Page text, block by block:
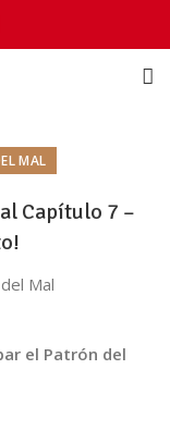
MAL
Capítulo 7 –
el Patrón del